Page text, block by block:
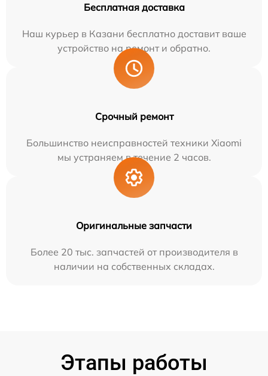
Бесплатная доставка
Наш курьер в Казани бесплатно доставит ваше
устройство на ремонт и обратно.
Срочный ремонт
Большинство неисправностей техники Xiaomi
мы устраняем в течение 2 часов.
Оригинальные запчасти
Более 20 тыс. запчастей от производителя в
наличии на собственных складах.
Этапы работы